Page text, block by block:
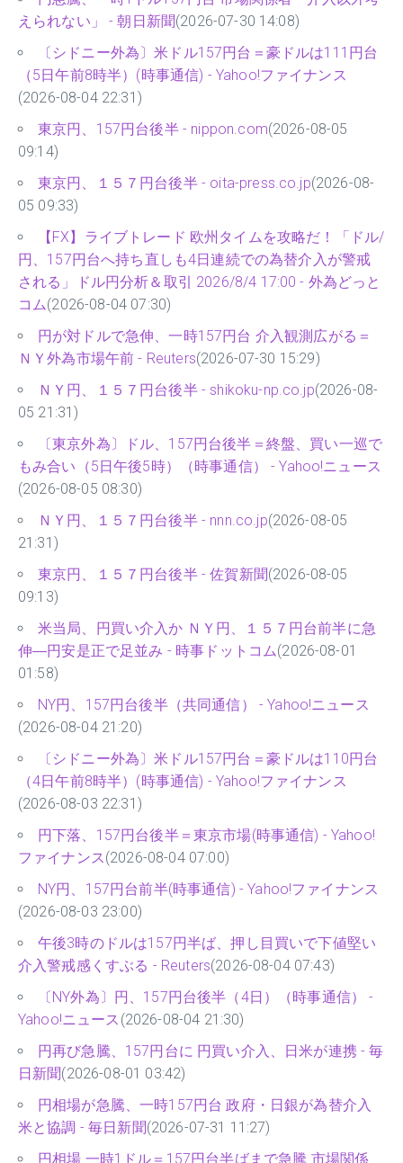
えられない」 - 朝日新聞(2026-07-30 14:08)
〔シドニー外為〕米ドル157円台＝豪ドルは111円台
（5日午前8時半）(時事通信) - Yahoo!ファイナンス
(2026-08-04 22:31)
東京円、157円台後半 - nippon.com(2026-08-05
09:14)
東京円、１５７円台後半 - oita-press.co.jp(2026-08-
05 09:33)
【FX】ライブトレード 欧州タイムを攻略だ！「ドル/
円、157円台へ持ち直しも4日連続での為替介入が警戒
される」ドル円分析＆取引 2026/8/4 17:00 - 外為どっと
コム(2026-08-04 07:30)
円が対ドルで急伸、一時157円台 介入観測広がる＝
ＮＹ外為市場午前 - Reuters(2026-07-30 15:29)
ＮＹ円、１５７円台後半 - shikoku-np.co.jp(2026-08-
05 21:31)
〔東京外為〕ドル、157円台後半＝終盤、買い一巡で
もみ合い（5日午後5時）（時事通信） - Yahoo!ニュース
(2026-08-05 08:30)
ＮＹ円、１５７円台後半 - nnn.co.jp(2026-08-05
21:31)
東京円、１５７円台後半 - 佐賀新聞(2026-08-05
09:13)
米当局、円買い介入か ＮＹ円、１５７円台前半に急
伸―円安是正で足並み - 時事ドットコム(2026-08-01
01:58)
NY円、157円台後半（共同通信） - Yahoo!ニュース
(2026-08-04 21:20)
〔シドニー外為〕米ドル157円台＝豪ドルは110円台
（4日午前8時半）(時事通信) - Yahoo!ファイナンス
(2026-08-03 22:31)
円下落、157円台後半＝東京市場(時事通信) - Yahoo!
ファイナンス(2026-08-04 07:00)
NY円、157円台前半(時事通信) - Yahoo!ファイナンス
(2026-08-03 23:00)
午後3時のドルは157円半ば、押し目買いで下値堅い
介入警戒感くすぶる - Reuters(2026-08-04 07:43)
〔NY外為〕円、157円台後半（4日）（時事通信） -
Yahoo!ニュース (2026-08-04 21:30)
円再び急騰、157円台に 円買い介入、日米が連携 - 毎
日新聞(2026-08-01 03:42)
円相場が急騰、一時157円台 政府・日銀が為替介入
米と協調 - 毎日新聞(2026-07-31 11:27)
円相場 一時1ドル＝157円台半ばまで急騰 市場関係